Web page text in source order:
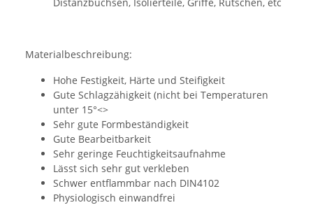
Materialbeschreibung:
Hohe Festigkeit, Härte und Steifigkeit
Gute Schlagzähigkeit (nicht bei Temperaturen
unter 15°<>
Sehr gute Formbeständigkeit
Gute Bearbeitbarkeit
Sehr geringe Feuchtigkeitsaufnahme
Lässt sich sehr gut verkleben
Schwer entflammbar nach DIN4102
Physiologisch einwandfrei